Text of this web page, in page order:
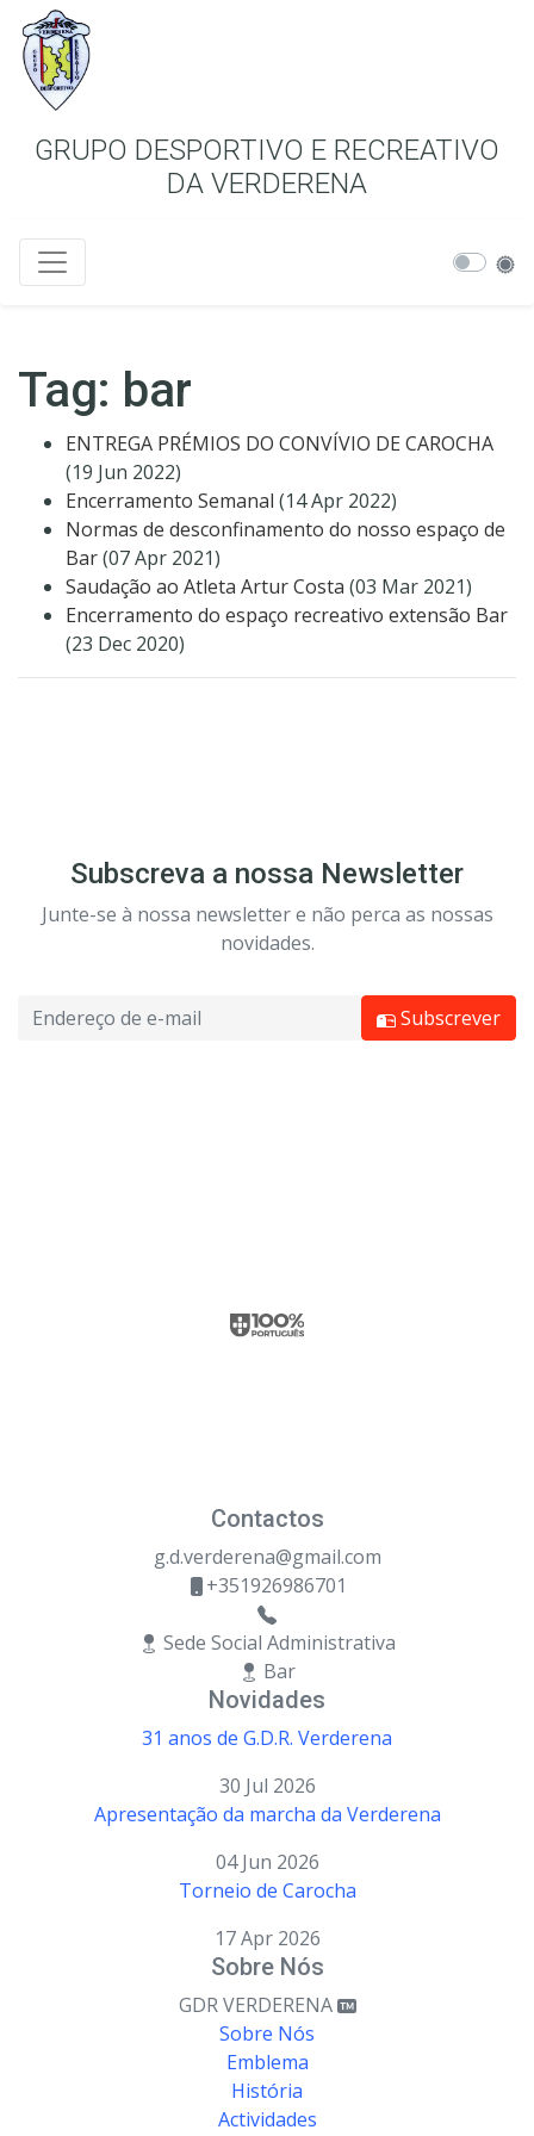
GRUPO DESPORTIVO E RECREATIVO
DA VERDERENA
Tag: bar
ENTREGA PRÉMIOS DO CONVÍVIO DE CAROCHA
(19 Jun 2022)
Encerramento Semanal (14 Apr 2022)
Normas de desconfinamento do nosso espaço de
Bar(07 Apr 2021)
Saudação ao Atleta Artur Costa (03 Mar 2021)
Encerramento do espaço recreativo extensão Bar
(23 Dec 2020)
Subscreva a nossa Newsletter
Junte-se à nossa newsletter e não perca as nossas
novidades.
Subscrever
Contactos
g.d.verderena@gmail.com
+351926986701
Sede Social Administrativa
Bar
Novidades
31 anos de G.D.R. Verderena
30 Jul 2026
Apresentação da marcha da Verderena
04 Jun 2026
Torneio de Carocha
17 Apr 2026
Sobre Nós
GDR VERDERENA
Sobre Nós
Emblema
História
Actividades